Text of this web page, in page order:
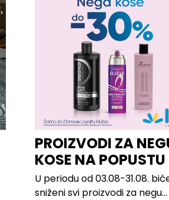
PROIZVODI ZA
KOSE NA POPUSTU
LILLY
U periodu od 03.08-31.08.
sniženi svi proizvodi za negu